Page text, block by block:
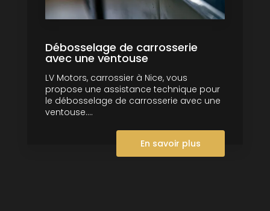
Débosselage de carrosserie
avec une ventouse
LV Motors, carrossier à Nice, vous
propose une assistance technique pour
le débosselage de carrosserie avec une
ventouse....
En savoir plus